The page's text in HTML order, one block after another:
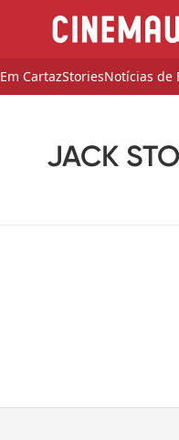
Em CartazStoriesNotícias de
JACK